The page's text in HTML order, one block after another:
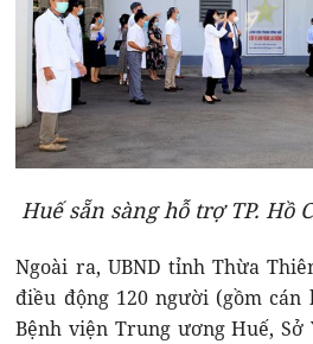
Huế sẵn sàng hỗ trợ TP. Hồ
Ngoài ra, UBND tỉnh Thừa
điều động 120 người (gồm
Bệnh viện Trung ương Huế,